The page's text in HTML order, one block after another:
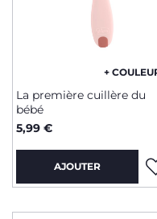
+
La première cuillère du
bébé
5,99 €
AJOUTER